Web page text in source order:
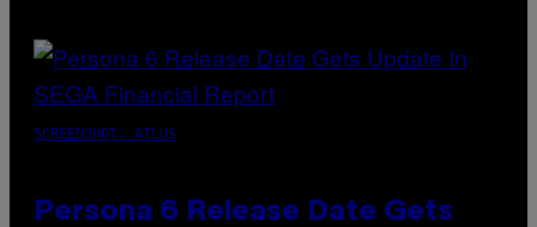
SCREENSHOT: ATLUS
Persona 6 Release Date Gets